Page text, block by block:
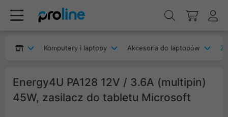
Komputery i laptopy Akcesoria do laptopów
Energy4U PA128 12V / 3.6A (multipin)
45W, zasilacz do tabletu Microsoft